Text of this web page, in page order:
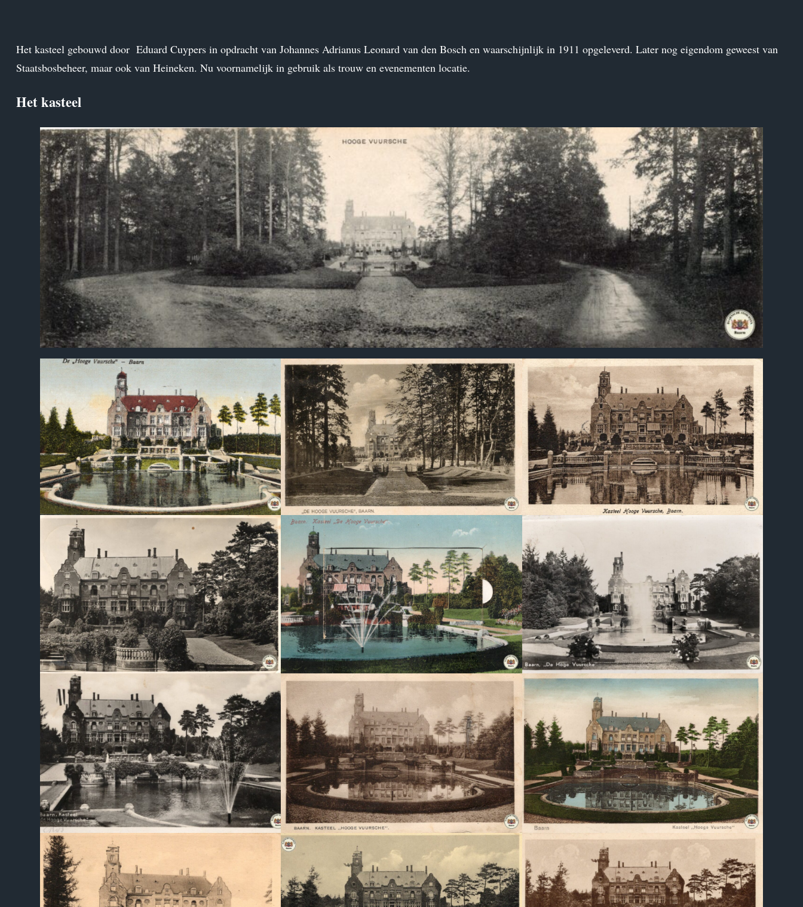
Het kasteel gebouwd door Eduard Cuypers in opdracht van Johannes Adrianus Leonard van den Bosch en waarschijnlijk in 1911 opgeleverd. Later nog eigendom geweest van
Staatsbosbeheer, maar ook van Heineken. Nu voornamelijk in gebruik als trouw en evenementen locatie.
Het kasteel